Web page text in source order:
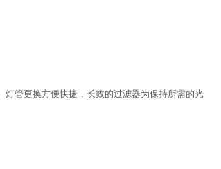
管更换方便快捷，长效的过滤器为保持所需的光